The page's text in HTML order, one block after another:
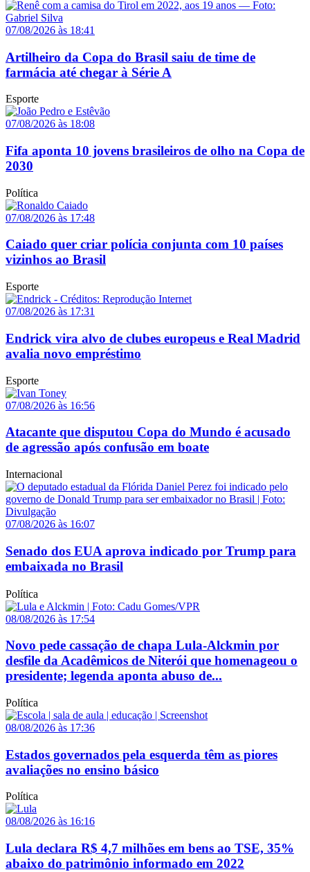
07/08/2026 às 18:41
Artilheiro da Copa do Brasil saiu de time de
farmácia até chegar à Série A
Esporte
07/08/2026 às 18:08
Fifa aponta 10 jovens brasileiros de olho na Copa de
2030
Política
07/08/2026 às 17:48
Caiado quer criar polícia conjunta com 10 países
vizinhos ao Brasil
Esporte
07/08/2026 às 17:31
Endrick vira alvo de clubes europeus e Real Madrid
avalia novo empréstimo
Esporte
07/08/2026 às 16:56
Atacante que disputou Copa do Mundo é acusado
de agressão após confusão em boate
Internacional
07/08/2026 às 16:07
Senado dos EUA aprova indicado por Trump para
embaixada no Brasil
Política
08/08/2026 às 17:54
Novo pede cassação de chapa Lula-Alckmin por
desfile da Acadêmicos de Niterói que homenageou o
presidente; legenda aponta abuso de...
Política
08/08/2026 às 17:36
Estados governados pela esquerda têm as piores
avaliações no ensino básico
Política
08/08/2026 às 16:16
Lula declara R$ 4,7 milhões em bens ao TSE, 35%
abaixo do patrimônio informado em 2022